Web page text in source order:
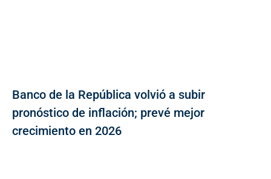
Banco de la República volvió a subir
pronóstico de inflación; prevé mejor
crecimiento en 2026